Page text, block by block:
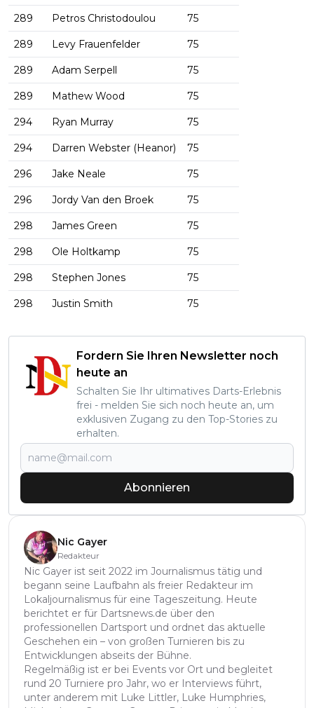
289 Petros Christodoulou 75
289 Levy Frauenfelder 75
289 Adam Serpell 75
289 Mathew Wood 75
294 Ryan Murray 75
294 Darren Webster (Heanor) 75
296 Jake Neale 75
296 Jordy Van den Broek 75
298 James Green 75
298 Ole Holtkamp 75
298 Stephen Jones 75
298 Justin Smith 75
Fordern Sie Ihren Newsletter noch
heute an
Schalten Sie Ihr ultimatives Darts-Erlebnis
frei - melden Sie sich noch heute an, um
exklusiven Zugang zu den Top-Stories zu
erhalten.
Abonnieren
Nic Gayer
Redakteur
Nic Gayer ist seit 2022 im Journalismus tätig und
begann seine Laufbahn als freier Redakteur im
Lokaljournalismus für eine Tageszeitung. Heute
berichtet er für Dartsnews.de über den
professionellen Dartsport und ordnet das aktuelle
Geschehen ein – von großen Turnieren bis zu
Entwicklungen abseits der Bühne.
Regelmäßig ist er bei Events vor Ort und begleitet
rund 20 Turniere pro Jahr, wo er Interviews führt,
unter anderem mit Luke Littler, Luke Humphries,